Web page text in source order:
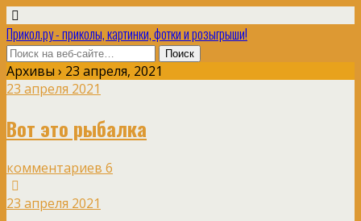
Прикол.ру - приколы, картинки, фотки и розыгрыши!
Архивы › 23 апреля, 2021
23 апреля 2021
Вот это рыбалка
комментариев 6
23 апреля 2021